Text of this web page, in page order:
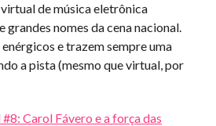
de música eletrônica
nomes da cena nacional.
e trazem sempre uma
a pista (mesmo que virtual, por
Carol Fávero e a força das